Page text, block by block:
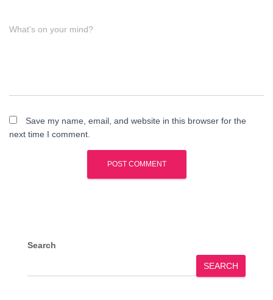
What's on your mind?
Save my name, email, and website in this browser for the
next time I comment.
Search
SEARCH